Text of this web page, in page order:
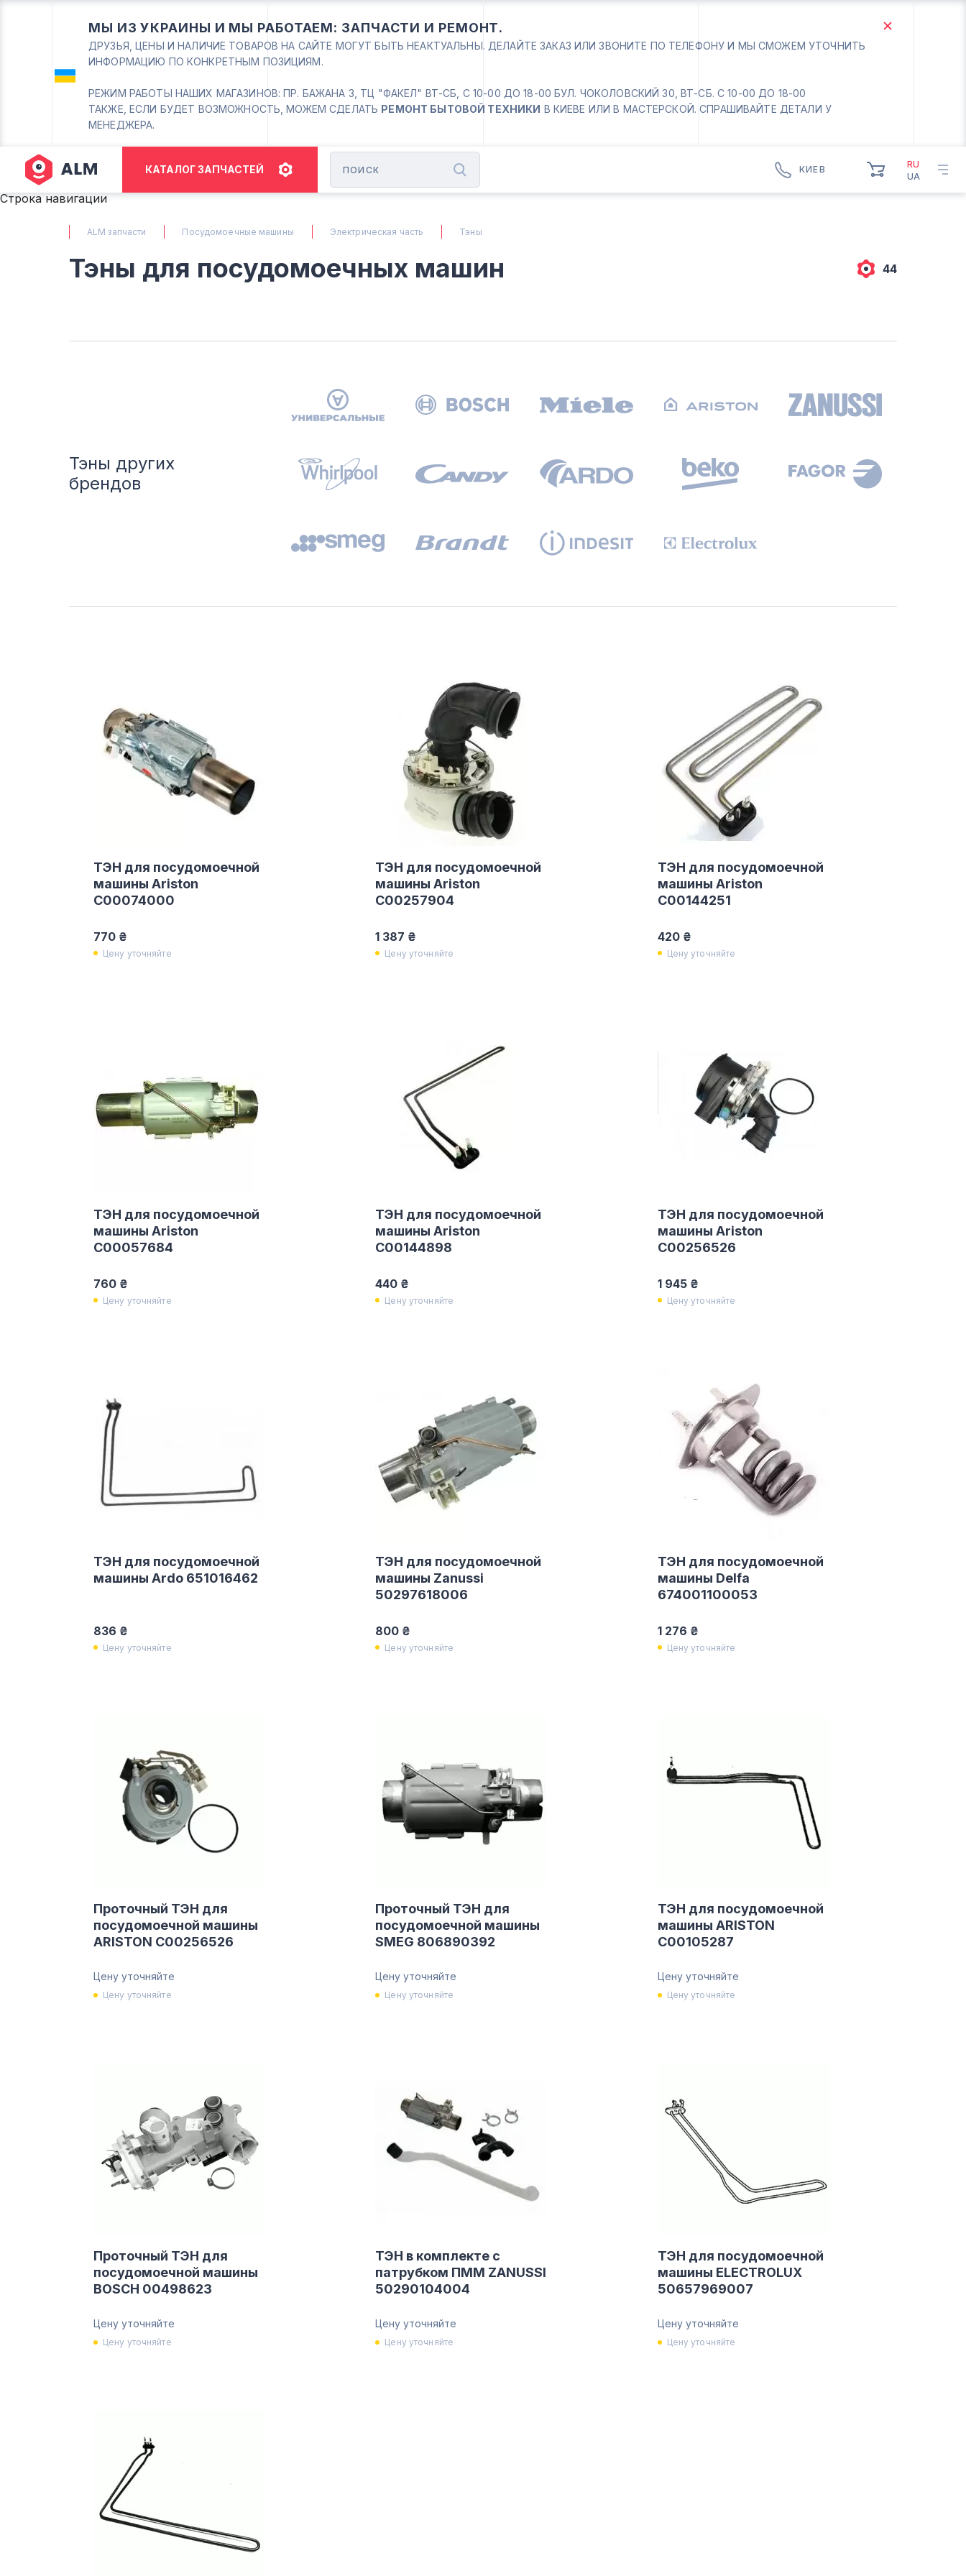
МЫ ИЗ УКРАИНЫ И МЫ РАБОТАЕМ: ЗАПЧАСТИ И РЕМОНТ.
ДРУЗЬЯ, ЦЕНЫ И НАЛИЧИЕ ТОВАРОВ НА САЙТЕ МОГУТ БЫТЬ НЕАКТУАЛЬНЫ. ДЕЛАЙТЕ ЗАКАЗ ИЛИ ЗВОНИТЕ ПО ТЕЛЕФОНУ И МЫ СМОЖЕМ УТОЧНИТЬ
ИНФОРМАЦИЮ ПО КОНКРЕТНЫМ ПОЗИЦИЯМ.
РЕЖИМ РАБОТЫ НАШИХ МАГАЗИНОВ: ПР. БАЖАНА 3, ТЦ "ФАКЕЛ" ВТ-СБ, С 10-00 ДО 18-00 БУЛ. ЧОКОЛОВСКИЙ 30, ВТ-СБ. С 10-00 ДО 18-00
ТАКЖЕ, ЕСЛИ БУДЕТ ВОЗМОЖНОСТЬ, МОЖЕМ СДЕЛАТЬ РЕМОНТ БЫТОВОЙ ТЕХНИКИ В КИЕВЕ ИЛИ В МАСТЕРСКОЙ. СПРАШИВАЙТЕ ДЕТАЛИ У
МЕНЕДЖЕРА.
КАТАЛОГ ЗАПЧАСТЕЙ КИЕВ
(098) 672 76 42
КАРТА
(067) 385 27 70
(063) 527 27 00
(044) 332 76 42
RU
UA
Строка навигации
ALM запчасти Посудомоечные машины Электрическая часть Тэны
Тэны для посудомоечных машин 44
Тэны других
брендов
ТЭН для посудомоечной
машины Ariston
C00074000
770 ₴
Цену уточняйте
ТЭН для посудомоечной
машины Ariston
C00257904
1 387 ₴
Цену уточняйте
ТЭН для посудомоечной
машины Ariston
C00144251
420 ₴
Цену уточняйте
ТЭН для посудомоечной
машины Ariston
C00057684
760 ₴
Цену уточняйте
ТЭН для посудомоечной
машины Ariston
C00144898
440 ₴
Цену уточняйте
ТЭН для посудомоечной
машины Ariston
C00256526
1 945 ₴
Цену уточняйте
ТЭН для посудомоечной
машины Ardo 651016462
836 ₴
Цену уточняйте
ТЭН для посудомоечной
машины Zanussi
50297618006
800 ₴
Цену уточняйте
ТЭН для посудомоечной
машины Delfa
674001100053
1 276 ₴
Цену уточняйте
Проточный ТЭН для
посудомоечной машины
ARISTON C00256526
Цену уточняйте
Цену уточняйте
Проточный ТЭН для
посудомоечной машины
SMEG 806890392
Цену уточняйте
Цену уточняйте
ТЭН для посудомоечной
машины ARISTON
C00105287
Цену уточняйте
Цену уточняйте
Проточный ТЭН для
посудомоечной машины
BOSCH 00498623
Цену уточняйте
Цену уточняйте
ТЭН в комплекте с
патрубком ПММ ZANUSSI
50290104004
Цену уточняйте
Цену уточняйте
ТЭН для посудомоечной
машины ELECTROLUX
50657969007
Цену уточняйте
Цену уточняйте